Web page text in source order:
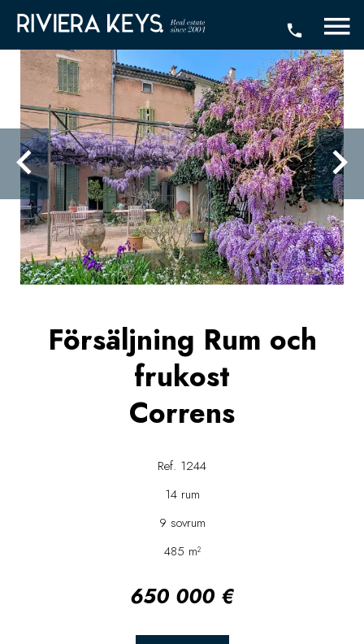
Försäljning Rum och
frukost
Correns
Ref. 1244
14 rum
9 sovrum
485 m²
650 000 €